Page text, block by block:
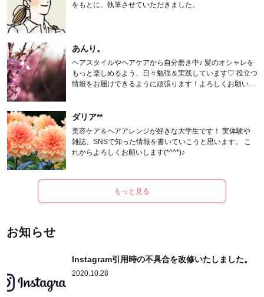
をもとに、執筆させていただきました。
あんり。
ヘアスタイルやヘアケアから自分磨き中♪ 髪のオシャレを
もっと楽しめるよう、日々勉強＆実践しています♡ 役立つ
情報をお届けできるように頑張ります！よろしくお願いし
ダリア**
美容ケア＆ヘアアレンジが好きな大学生です！ 実体験や
雑誌、SNSで知った情報を書いていこうと思います。 こ
れからよろしくお願いします(*^^*)♪
もっと見る
お知らせ
Instagram引用時の不具合を改修いたしました。
2020.10.28